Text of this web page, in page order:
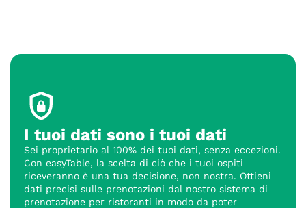
I tuoi dati sono i tuoi dati
Sei proprietario al 100% dei tuoi dati, senza eccezioni.
Con easyTable, la scelta di ciò che i tuoi ospiti
riceveranno è una tua decisione, non nostra. Ottieni
dati precisi sulle prenotazioni dal nostro sistema di
prenotazione per ristoranti in modo da poter